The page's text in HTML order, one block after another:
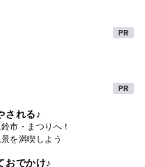
される♪
市・まつりへ！
を満喫しよう
おでかけ♪